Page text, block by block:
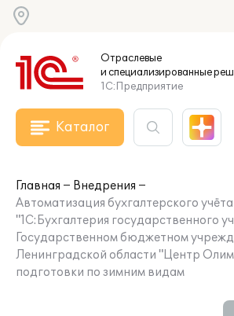
Отраслевые
и специализированные
1С:Предприятие
Каталог
Главная
Внедрения
Автоматизация бухгалтерского
"1С:Бухгалтерия государственного
Государственном бюджетном
Ленинградской области "Центр
подготовки по зимним видам